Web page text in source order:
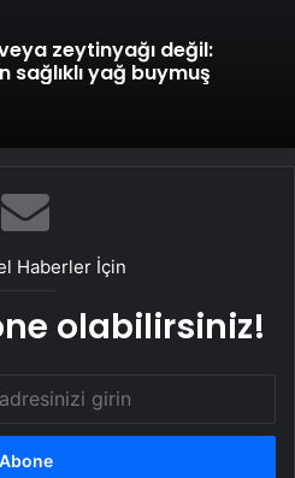
zeytinyağı değil:
sağlıklı yağ buymuş
Haberler İçin
olabilirsiniz!